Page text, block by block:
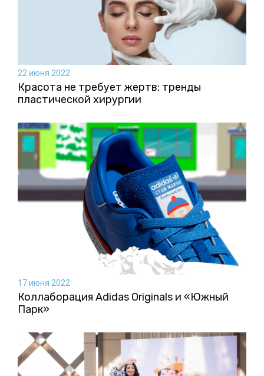
22 июня 2022
Красота не требует жертв: тренды
пластической хирургии
17 июня 2022
Коллаборация Аdidas Originals и «Южный
Парк»